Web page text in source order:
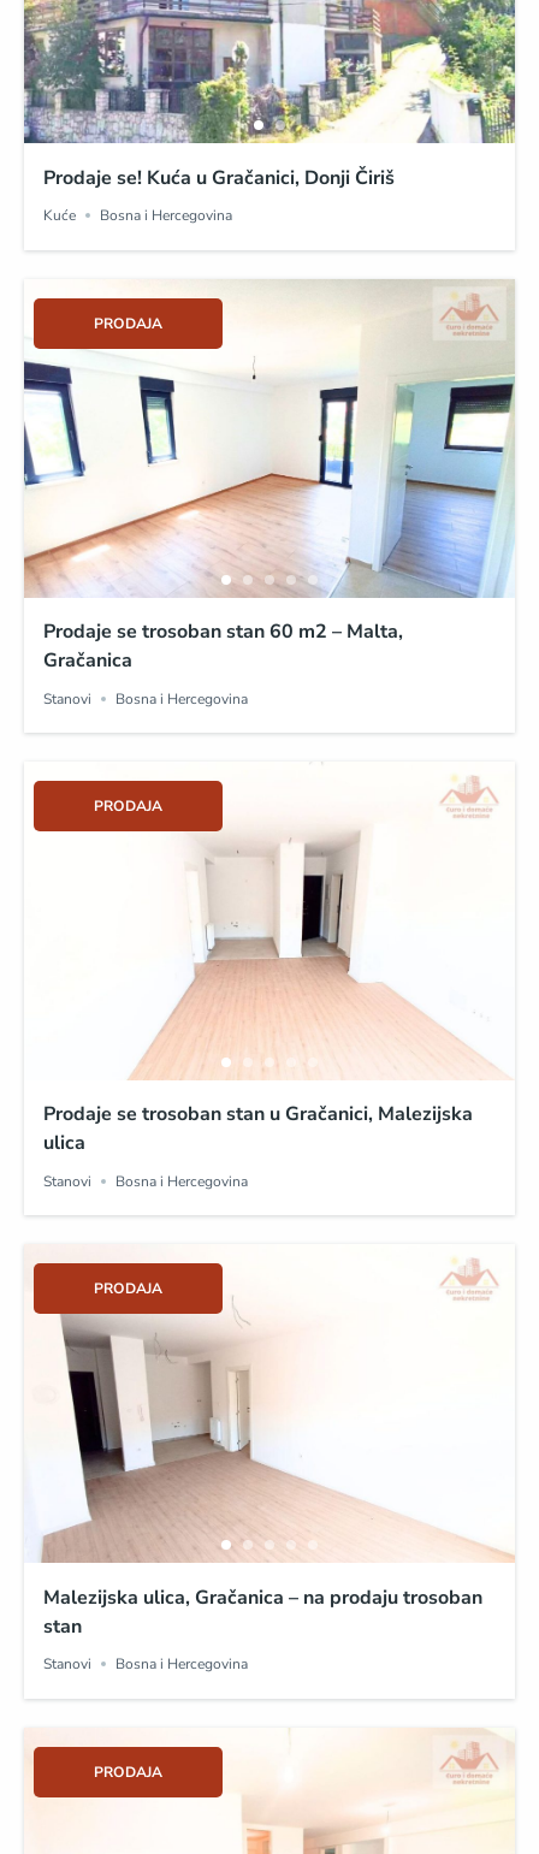
Prodaje se! Kuća u Gračanici, Donji Čiriš
Kuće Bosna i Hercegovina
PRODAJA
Prodaje se trosoban stan 60 m2 – Malta,
Gračanica
Stanovi Bosna i Hercegovina
PRODAJA
Prodaje se trosoban stan u Gračanici, Malezijska
ulica
Stanovi Bosna i Hercegovina
PRODAJA
Malezijska ulica, Gračanica – na prodaju trosoban
stan
Stanovi Bosna i Hercegovina
PRODAJA